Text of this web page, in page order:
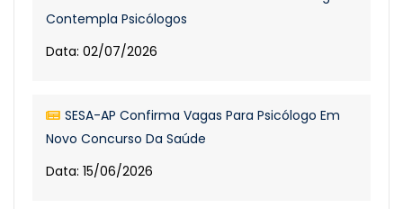
Contempla Psicólogos
Data: 02/07/2026
SESA-AP Confirma Vagas Para Psicólogo Em
Novo Concurso Da Saúde
Data: 15/06/2026